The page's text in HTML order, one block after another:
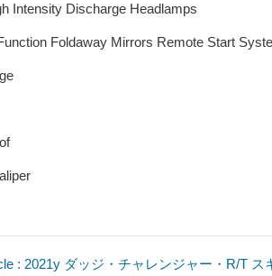
Intensity Discharge Headlamps
Foldaway Mirrors Remote Start
: 2021y ダッジ・チャレンジャー・R/T ス